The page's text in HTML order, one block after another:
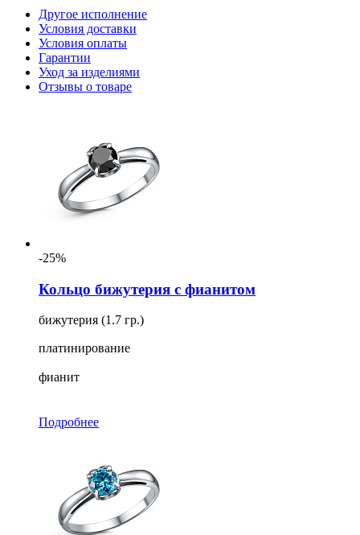
Другое исполнение
Условия доставки
Условия оплаты
Гарантии
Уход за изделиями
Отзывы о товаре
-25%
Кольцо бижутерия с фианитом
бижутерия (1.7 гр.)
платинирование
фианит
Подробнее